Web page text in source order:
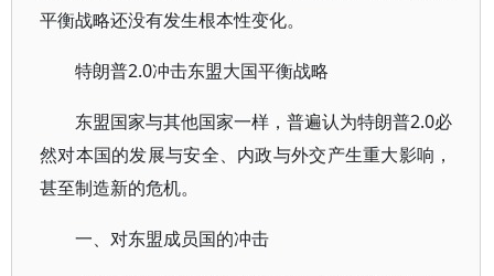
平衡战略还没有发生根本性变化。
特朗普2.0冲击东盟大国平衡战略
东盟国家与其他国家一样，普遍认为特朗普2.0必
然对本国的发展与安全、内政与外交产生重大影响，
甚至制造新的危机。
一、对东盟成员国的冲击